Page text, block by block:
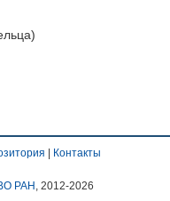
| Контакты
РАН , 2012-2026